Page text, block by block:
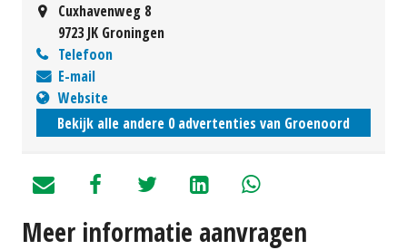
Cuxhavenweg 8
9723 JK Groningen
Telefoon
E-mail
Website
Bekijk alle andere 0 advertenties van Groenoord
Meer informatie aanvragen